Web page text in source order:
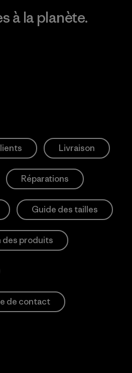
à la planète.
Livraison
Réparations
Guide des tailles
produits
de contact